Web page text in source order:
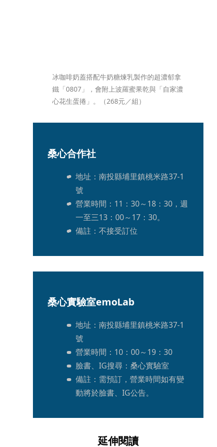
冰咖啡奶蓋搭配牛奶糖煉乳製作的超濃郁拿
鐵「0807」，會附上波羅蜜果乾與「自家濃
心花生蛋捲」。（268元／組）
桑心合作社
地址：南投縣埔里鎮桃米路37-1
號
營業時間：11：30～18：30，週
一至三13：00～17：30。
備註：不接受訂位
桑心實驗室emoLab
地址：南投縣埔里鎮桃米路37-1
號
營業時間：10：00～19：30
臉書、IG搜尋：桑心實驗室
備註：需預訂，營業時間如有變
動將於臉書、IG公告。
延伸閱讀